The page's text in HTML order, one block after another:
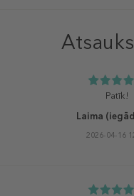
Patīk!
Laima
2026-04-16